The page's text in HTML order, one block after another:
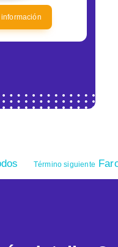
información
Término siguiente